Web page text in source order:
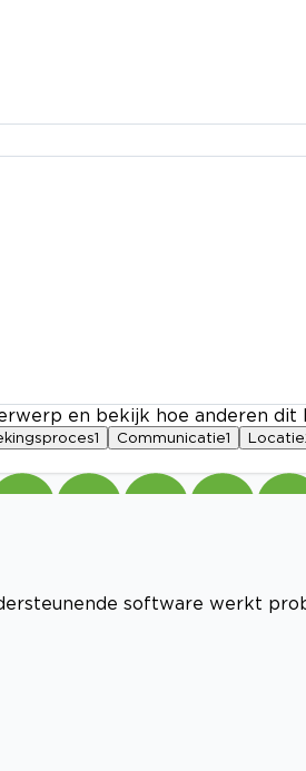
en bekijk hoe anderen dit
1 Communicatie1 Locatie
software werkt